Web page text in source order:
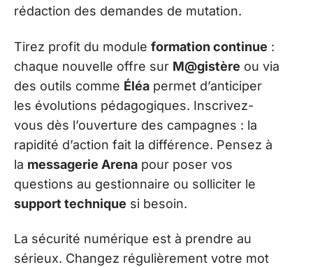
rédaction des demandes de mutation.
Tirez profit du module formation continue :
chaque nouvelle offre sur M@gistère ou via
des outils comme Éléa permet d’anticiper
les évolutions pédagogiques. Inscrivez-
vous dès l’ouverture des campagnes : la
rapidité d’action fait la différence. Pensez à
la messagerie Arena pour poser vos
questions au gestionnaire ou solliciter le
support technique si besoin.
La sécurité numérique est à prendre au
sérieux. Changez régulièrement votre mot